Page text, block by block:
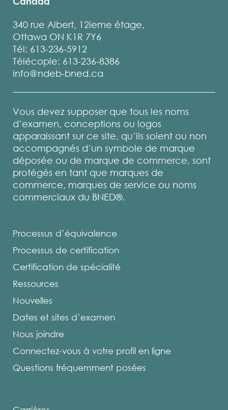
340 rue Albert, 12ieme étage,
Ottawa ON K1R 7Y6
Tél: 613-236-5912
Télécopie: 613-236-8386
info@ndeb-bned.ca
Vous devez supposer que tous les noms
d’examen, conceptions ou logos
apparaissant sur ce site, qu’ils soient ou non
accompagnés d’un symbole de marque
déposée ou de marque de commerce, sont
protégés en tant que marques de
commerce, marques de service ou noms
commerciaux du BNED®.
Processus d’équivalence
Processus de certification
Certification de spécialité
Ressources
Nouvelles
Dates et sites d’examen
Nous joindre
Connectez-vous à votre profil en ligne
Questions fréquemment posées